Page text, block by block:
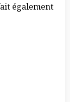
également